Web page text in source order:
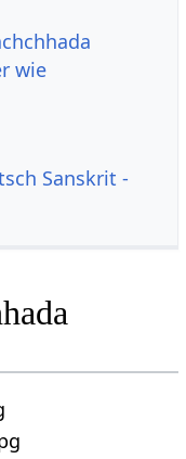
wie
Sanskrit -